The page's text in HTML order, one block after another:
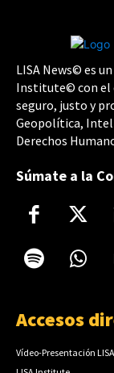
LISA News© es
Institute© con el
seguro, justo y
Geopolítica,
Derechos
Súmate a la
Accesos
Vídeo-Presentación